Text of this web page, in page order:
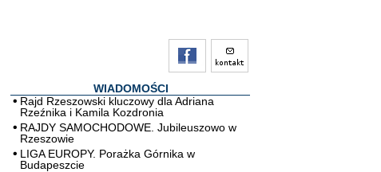
WIADOMOŚCI
Rajd Rzeszowski kluczowy dla Adriana
Rzeźnika i Kamila Kozdronia
RAJDY SAMOCHODOWE. Jubileuszowo w
Rzeszowie
LIGA EUROPY. Porażka Górnika w
Budapeszcie